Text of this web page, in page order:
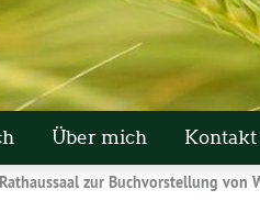
Über mich Kontakt
zur Buchvorstellung von